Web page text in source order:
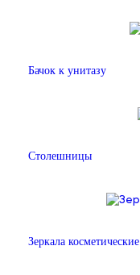
Бачок к унитазу
Столешницы
Зеркала косметические